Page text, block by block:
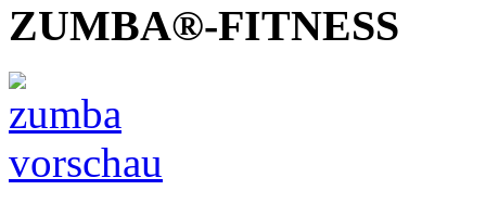
ZUMBA®-FITNESS